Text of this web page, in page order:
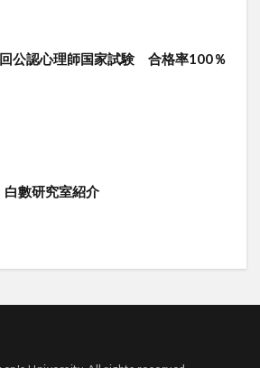
回公認心理師国家試験 合格率100％
白數研究室紹介